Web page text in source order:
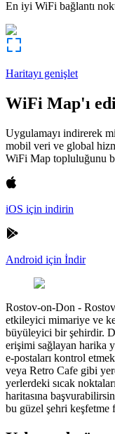
En iyi WiFi bağlantı
Haritayı genişlet
WiFi Map'ı
Uygulamayı indirerek
mobil veri ve global
WiFi Map topluluğunu
iOS için indirin
Android için İndir
Rostov-on-Don -
etkileyici mimariye ve
büyüleyici bir şehirdir.
erişimi sağlayan harika
e-postaları kontrol
veya Retro Cafe gibi
yerlerdeki sıcak
haritasına
bu güzel şehri keşfetme